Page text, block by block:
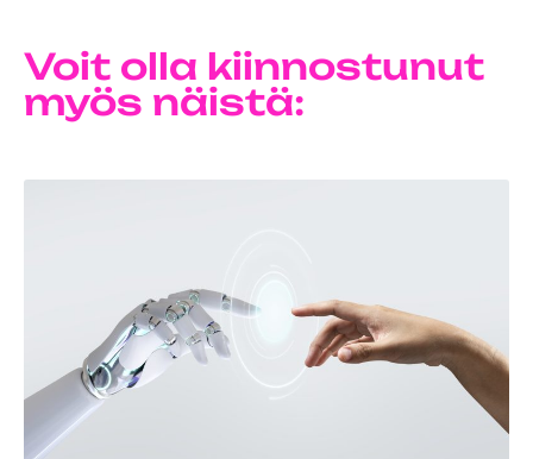
Voit olla kiinnostunut
myös näistä: